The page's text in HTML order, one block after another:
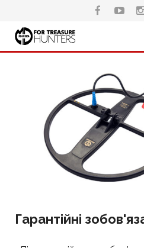
Де купити
Гарантія
Завантажити
Гарантійні